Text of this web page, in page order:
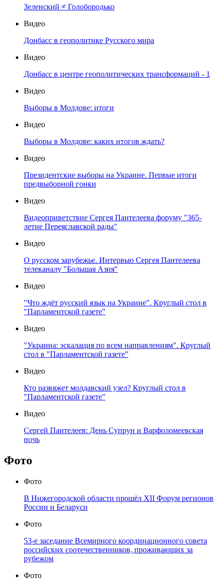
Зеленский ≠ Голобородько
Видео
Донбасс в геополитике Русского мира
Видео
Донбасс в центре геополитических трансформаций - 1
Видео
Выборы в Молдове: итоги
Видео
Выборы в Молдове: каких итогов ждать?
Видео
Президентские выборы на Украине. Первые итоги
предвыборной гонки
Видео
Видеоприветствие Сергея Пантелеева форуму "365-
летие Переяславской рады"
Видео
О русском зарубежье. Интервью Сергея Пантелеева
телеканалу "Большая Азия"
Видео
"Что ждёт русский язык на Украине". Круглый стол в
"Парламентской газете"
Видео
"Украина: эскалация по всем направлениям". Круглый
стол в "Парламентской газете"
Видео
Кто развяжет молдавский узел? Круглый стол в
"Парламентской газете"
Видео
Сергей Пантелеев: День Супрун и Варфоломеевская
ночь
Фото
Фото
В Нижегородской области прошёл XII Форум регионов
России и Беларуси
Фото
53-е заседание Всемирного координационного совета
российских соотечественников, проживающих за
рубежом
Фото